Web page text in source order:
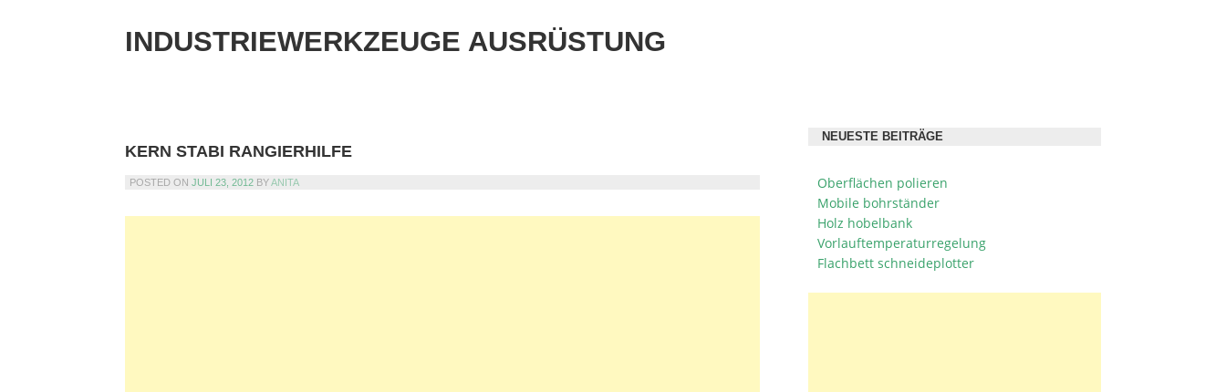
INDUSTRIEWERKZEUGE AUSRÜSTUNG
KERN STABI RANGIERHILFE
POSTED ON JULI 23, 2012 BYANITA
NEUESTE BEITRÄGE
Oberflächen polieren
Mobile bohrständer
Holz hobelbank
Vorlauftemperaturregelung
Flachbett schneideplotter